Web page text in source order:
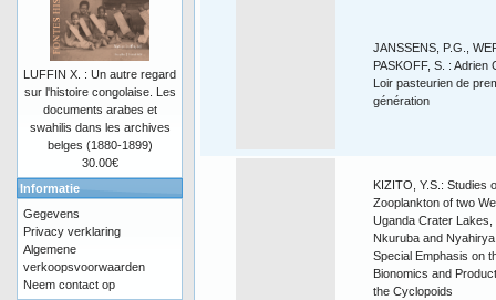
JANSSENS, P.G.,
PASKOFF, S. : Adrien
Loir pasteurien de
génération
KIZITO, Y.S.: Studies
Zooplankton of two
Uganda Crater Lakes,
Nkuruba and
Special Emphasis on
Bionomics and
the Cyclopoids
LUFFIN X. : Un autre regard
sur l'histoire congolaise. Les
documents arabes et
swahilis dans les archives
belges (1880-1899)
30.00€
Informatie
Gegevens
Privacy verklaring
Algemene
verkoopsvoorwaarden
Neem contact op